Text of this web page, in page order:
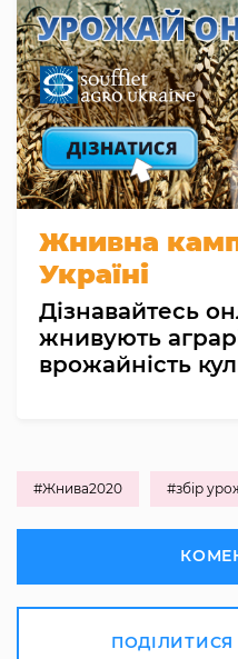
Жнивна
Україні
Дізнавайтесь
жнивують
врожайність
#Жнива2020 #збір